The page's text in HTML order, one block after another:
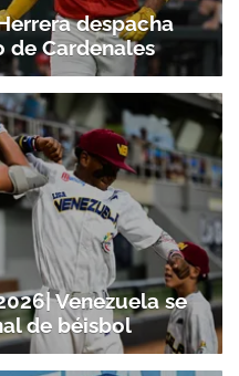
despacha
de Cardenales
Venezuela se
de béisbol